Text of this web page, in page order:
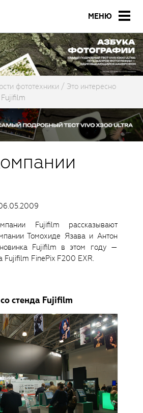
МЕНЮ
фототехники
Это интересно
Fujifilm рассказывают
Томохиде Язава и Антон
Fujifilm в этом году —
Fujifilm FinePix F200 EXR.
стенда Fujifilm